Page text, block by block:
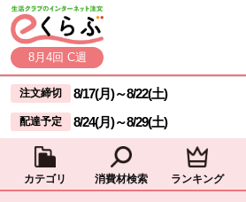
ページの先頭です。
本文へジャンプする。
8月4回 C週
ここからサイト内共通メニューです。
サイト内共通メニューをスキップする
注文締切 8/17(月)～8/22(土)
配達予定 8/24(月)～8/29(土)
カテゴリ 消費材検索 ランキング